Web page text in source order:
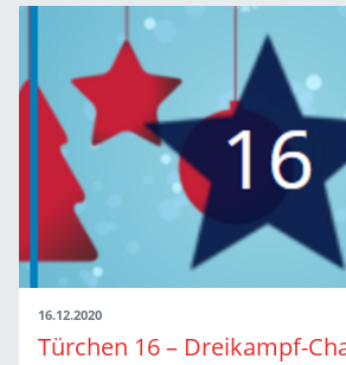
16.12.2020
Türchen 16 – Dreikampf-